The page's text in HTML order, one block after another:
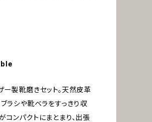
製靴磨きセット。天然皮革
ラシや靴ベラをすっきり収
ンパクトにまとまり、出張